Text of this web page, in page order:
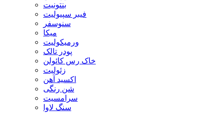
بنتونیت
فیبر سپیولیت
سنوسفر
میکا
ورمیکولیت
پودر تالک
خاک رس کائولن
زئولیت
اکسید آهن
شن رنگی
سرامسیت
سنگ لاوا